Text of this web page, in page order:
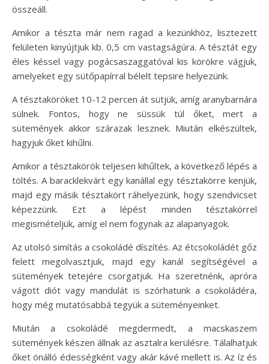
összeáll.
Amikor a tészta már nem ragad a kezünkhöz, lisztezett
felületen kinyújtjuk kb. 0,5 cm vastagságúra. A tésztát egy
éles késsel vagy pogácsaszaggatóval kis körökre vágjuk,
amelyeket egy sütőpapírral bélelt tepsire helyezünk.
A tésztaköröket 10-12 percen át sütjük, amíg aranybarnára
sülnek. Fontos, hogy ne süssük túl őket, mert a
sütemények akkor szárazak lesznek. Miután elkészültek,
hagyjuk őket kihűlni.
Amikor a tésztakörök teljesen kihűltek, a következő lépés a
töltés. A baracklekvárt egy kanállal egy tésztakörre kenjük,
majd egy másik tésztakört ráhelyezünk, hogy szendvicset
képezzünk. Ezt a lépést minden tésztakörrel
megismételjük, amíg el nem fogynak az alapanyagok.
Az utolsó simítás a csokoládé díszítés. Az étcsokoládét gőz
felett megolvasztjuk, majd egy kanál segítségével a
sütemények tetejére csorgatjuk. Ha szeretnénk, apróra
vágott diót vagy mandulát is szórhatunk a csokoládéra,
hogy még mutatósabbá tegyük a süteményeinket.
Miután a csokoládé megdermedt, a macskaszem
sütemények készen állnak az asztalra kerülésre. Tálalhatjuk
őket önálló édességként vagy akár kávé mellett is. Az íz és